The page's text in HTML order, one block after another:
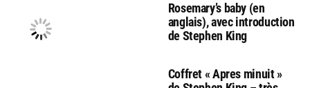
Rosemary’s baby (en
anglais), avec introduction
de Stephen King
Coffret « Apres minuit »